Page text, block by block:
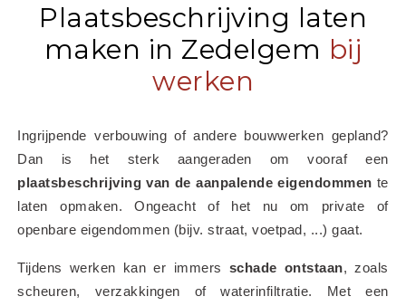
Plaatsbeschrijving laten
maken in Zedelgem bij
werken
Ingrijpende verbouwing of andere bouwwerken gepland?
plaatsbeschrijving van de aanpalende eigendommen te
laten opmaken. Ongeacht of het nu om private of
openbare eigendommen (bijv. straat, voetpad, ...) gaat.
Tijdens werken kan er immers schade ontstaan, zoals
scheuren, verzakkingen of waterinfiltratie. Met een